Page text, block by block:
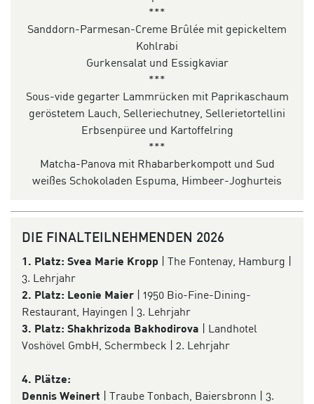
***
Sanddorn-Parmesan-Creme Brûlée mit gepickeltem
Kohlrabi
Gurkensalat und Essigkaviar
***
Sous-vide gegarter Lammrücken mit Paprikaschaum
geröstetem Lauch, Selleriechutney, Sellerietortellini
Erbsenpüree und Kartoffelring
***
Matcha-Panova mit Rhabarberkompott und Sud
weißes Schokoladen Espuma, Himbeer-Joghurteis
DIE FINALTEILNEHMENDEN 2026
1. Platz: Svea Marie Kropp | The Fontenay, Hamburg |
3. Lehrjahr
2. Platz: Leonie Maier | 1950 Bio-Fine-Dining-
Restaurant, Hayingen | 3. Lehrjahr
3. Platz: Shakhrizoda Bakhodirova | Landhotel
Voshövel GmbH, Schermbeck | 2. Lehrjahr
4. Plätze:
Dennis Weinert | Traube Tonbach, Baiersbronn | 3.